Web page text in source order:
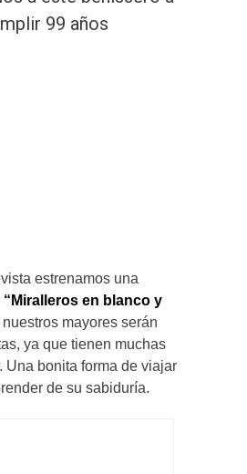
99 años
estrenamos una
“Miralleros en blanco y
mayores serán
ya que tienen muchas
Una bonita forma de viajar
de su sabiduría.